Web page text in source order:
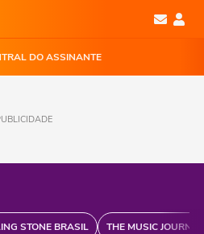
DO ASSINANTE
STONE BRASIL THE MUSIC